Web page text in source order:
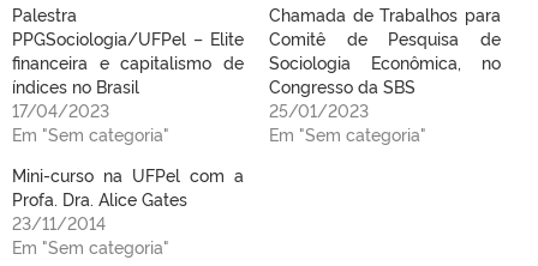
Palestra
PPGSociologia/UFPel – Elite
financeira e capitalismo de
índices no Brasil
17/04/2023
Em "Sem categoria"
Chamada de Trabalhos para
Comitê de Pesquisa de
Sociologia Econômica, no
Congresso da SBS
25/01/2023
Em "Sem categoria"
Mini-curso na UFPel com a
Profa. Dra. Alice Gates
23/11/2014
Em "Sem categoria"